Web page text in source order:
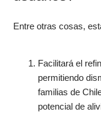
Entre otras cosas,
Facilitará el
permitiendo
familias de
potencial de